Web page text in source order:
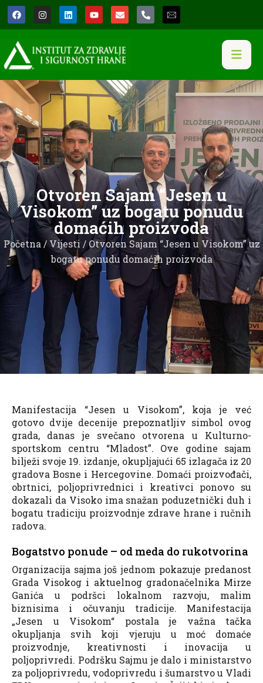
Otvoren Sajam “Jesen u
Visokom” uz bogatu ponudu
domaćih proizvoda
Početna/Vijesti / Otvoren Sajam “Jesen u Visokom” uz
bogatu ponudu domaćih proizvoda
Manifestacija “Jesen u Visokom”, koja je već
gotovo dvije decenije prepoznatljiv simbol ovog
grada, danas je svečano otvorena u Kulturno-
sportskom centru “Mladost”. Ove godine sajam
bilježi svoje 19. izdanje, okupljajući 65 izlagača iz 20
gradova Bosne i Hercegovine. Domaći proizvođači,
obrtnici, poljoprivrednici i kreativci ponovo su
dokazali da Visoko ima snažan poduzetnički duh i
bogatu tradiciju proizvodnje zdrave hrane i ručnih
radova.
Bogatstvo ponude – od meda do rukotvorina
Organizacija sajma još jednom pokazuje predanost
Grada Visokog i aktuelnog gradonačelnika Mirze
Ganića u podršci lokalnom razvoju, malim
biznisima i očuvanju tradicije. Manifestacija
„Jesen u Visokom“ postala je važna tačka
okupljanja svih koji vjeruju u moć domaće
proizvodnje, kreativnosti i inovacija u
poljoprivredi. Podršku Sajmu je dalo i ministarstvo
za poljoprivredu, vodoprivredu i šumarstvo u Vladi